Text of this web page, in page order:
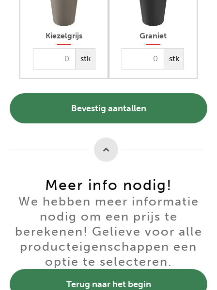
Kiezelgrijs
stk
Graniet
stk
Bevestig aantallen
Meer info nodig!
We hebben meer informatie
nodig om een prijs te
berekenen! Gelieve voor alle
producteigenschappen een
optie te selecteren.
Terug naar het begin